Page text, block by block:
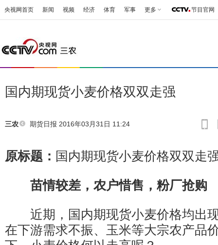
央视网首页 新闻 视频 经济 体育 军事 更多 节目官网
国内期现货小麦价格双双走强
三农 期货日报 2016年03月31日 11:24
原标题： 国内期现货小麦价格双双走
苗情较差，农户惜售，粉厂抢购
近期，国内期现货小麦价格均出
在下游需求不振、玉米等大宗农产品